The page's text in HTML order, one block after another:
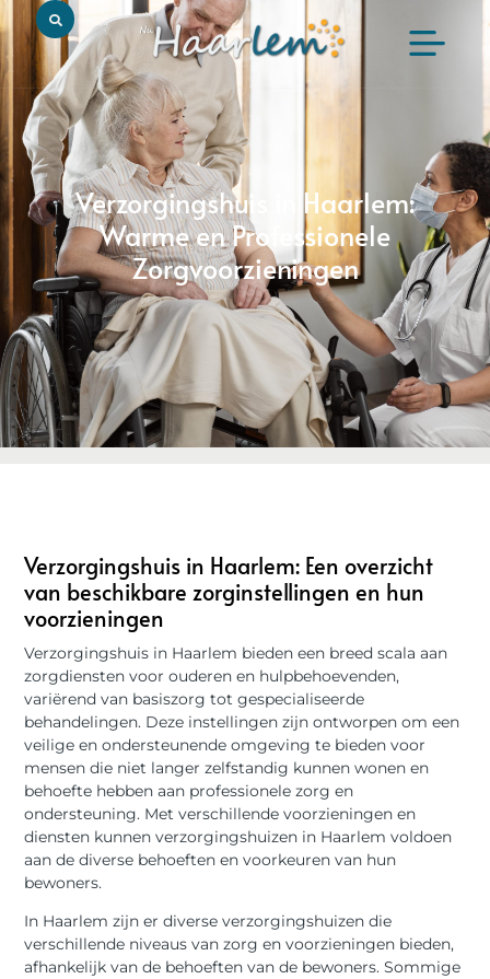
Verzorgingshuis in Haarlem:
Warme en Professionele
Zorgvoorzieningen
Verzorgingshuis in Haarlem: Een overzicht
van beschikbare zorginstellingen en hun
voorzieningen
Verzorgingshuis in Haarlem bieden een breed scala aan
zorgdiensten voor ouderen en hulpbehoevenden,
variërend van basiszorg tot gespecialiseerde
behandelingen. Deze instellingen zijn ontworpen om een
veilige en ondersteunende omgeving te bieden voor
mensen die niet langer zelfstandig kunnen wonen en
behoefte hebben aan professionele zorg en
ondersteuning. Met verschillende voorzieningen en
diensten kunnen verzorgingshuizen in Haarlem voldoen
aan de diverse behoeften en voorkeuren van hun
bewoners.
In Haarlem zijn er diverse verzorgingshuizen die
verschillende niveaus van zorg en voorzieningen bieden,
afhankelijk van de behoeften van de bewoners. Sommige